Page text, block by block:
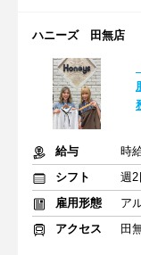
ハニーズ 田無店
給与
時
シフト
雇用形態
ア
アクセス
田